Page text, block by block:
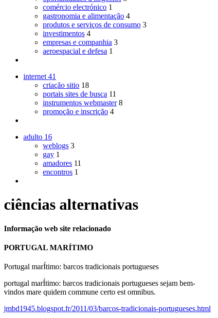
comércio electrónico 1
gastronomia e alimentação 4
produtos e serviços de consumo 3
investimentos 4
empresas e companhia 3
aeroespacial e defesa 1
internet 41
criação sitio 18
portais sites de busca 11
instrumentos webmaster 8
promoção e inscrição 4
adulto 16
weblogs 3
gay 1
amadores 11
encontros 1
ciências alternativas
Informação web site relacionado
PORTUGAL MARÍTIMO
Portugal marÍtimo: barcos tradicionais portugueses
portugal marÍtimo: barcos tradicionais portugueses sejam bem-
vindos mare quidem commune certo est omnibus.
jmbd1945.blogspot.fr/2011/03/barcos-tradicionais-portugueses.html